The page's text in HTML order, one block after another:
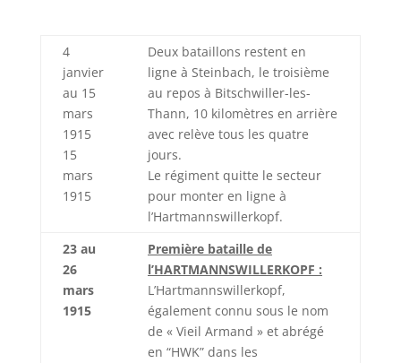
4
janvier
au 15
mars
1915
15
mars
1915
Deux bataillons restent en
ligne à Steinbach, le troisième
au repos à Bitschwiller-les-
Thann, 10 kilomètres en arrière
avec relève tous les quatre
jours.
Le régiment quitte le secteur
pour monter en ligne à
l’Hartmannswillerkopf.
23 au
26
mars
1915
Première bataille de
l’HARTMANNSWILLERKOPF :
L’Hartmannswillerkopf,
également connu sous le nom
de « Vieil Armand » et abrégé
en “HWK” dans les